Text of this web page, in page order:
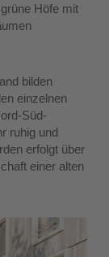
Höfe mit
bilden
einzelnen
Süd-
ruhig und
erfolgt über
einer alten